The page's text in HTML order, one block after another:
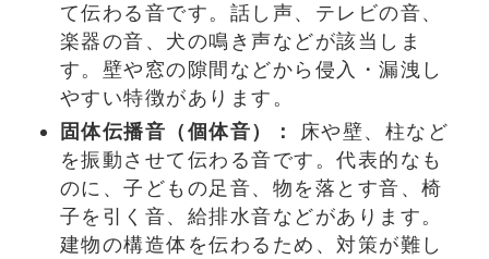
て伝わる音です。話し声、テレビの音、
楽器の音、犬の鳴き声などが該当しま
す。壁や窓の隙間などから侵入・漏洩し
やすい特徴があります。
固体伝播音（個体音）：
床や壁、柱など
を振動させて伝わる音です。代表的なも
のに、子どもの足音、物を落とす音、椅
子を引く音、給排水音などがあります。
建物の構造体を伝わるため、対策が難し